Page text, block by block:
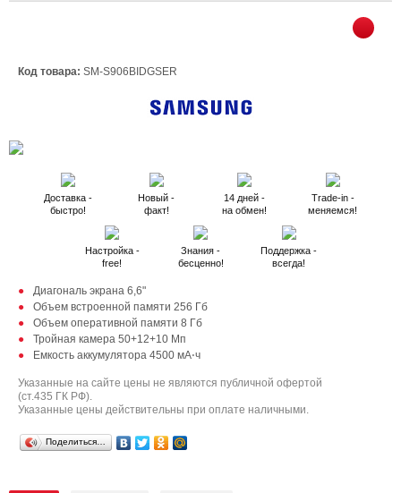
Код товара: SM-S906BIDGSER
Доставка -
быстро!
Новый -
факт!
14 дней -
на обмен!
Trade-in -
меняемся!
Настройка -
free!
Знания -
бесценно!
Поддержка -
всегда!
Диагональ экрана 6,6"
Объем встроенной памяти 256 Гб
Объем оперативной памяти 8 Гб
Тройная камера 50+12+10 Мп
Емкость аккумулятора 4500 мА⋅ч
Указанные на сайте цены не являются публичной офертой
(ст.435 ГК РФ).
Указанные цены действительны при оплате наличными.
Поделиться…